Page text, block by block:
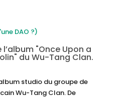
DAO ?)
l’album "Once Upon a
du Wu-Tang Clan.
studio du groupe de
Wu-Tang Clan. De